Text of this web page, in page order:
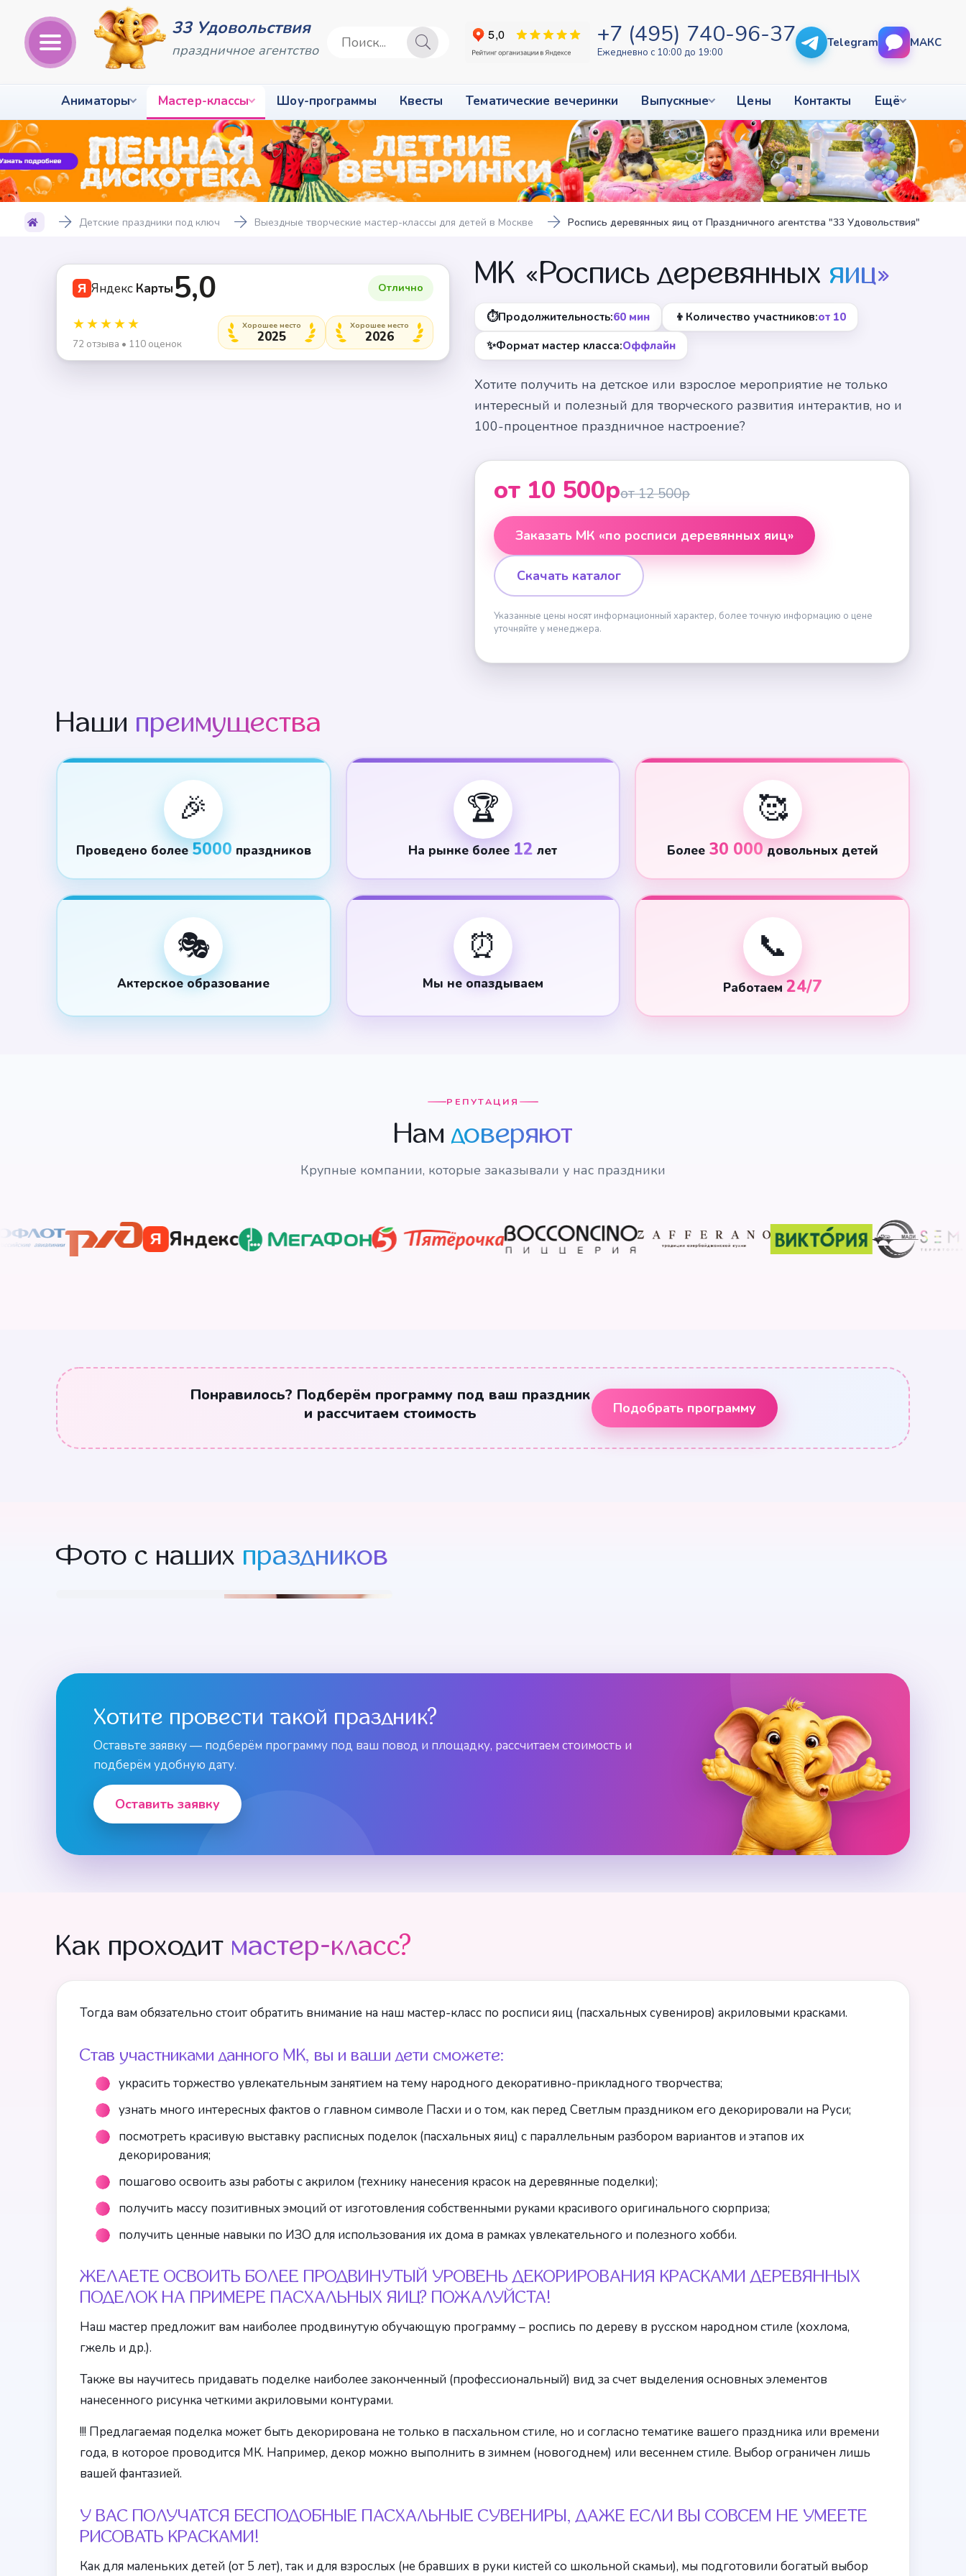
33 Удовольствия
праздничное агентство
+7 (495) 740-96-37
Ежедневно с 10:00 до 19:00
Telegram МАКС
Аниматоры Мастер-классы Шоу-программы Квесты Тематические вечеринки Выпускные Цены Контакты Ещё
Детские праздники под ключ Выездные творческие мастер-классы для детей в Москве Роспись деревянных яиц от Праздничного агентства "33 Удовольствия"
Я Яндекс Карты5,0
★★★★★
72 отзыва • 110 оценок
Хорошее место
2025
Хорошее место
2026
Отлично МК «Роспись деревянных яиц»
⏱Продолжительность:60 мин 👦 Количество участников:от 10
✨Формат мастер класса:Оффлайн
Хотите получить на детское или взрослое мероприятие не только
интересный и полезный для творческого развития интерактив, но и
100-процентное праздничное настроение?
от 10 500рот 12 500р
Заказать МК «по росписи деревянных яиц»
Скачать каталог
Указанные цены носят информационный характер, более точную информацию о цене
уточняйте у менеджера.
Наши преимущества
🎉
Проведено более5000 праздников
🏆
На рынке более 12 лет
🥰
Более 30 000 довольных детей
🎭
Актерское образование
⏰
Мы не опаздываем
📞
Работаем 24/7
РЕПУТАЦИЯ
Нам доверяют
Крупные компании, которые заказывали у нас праздники
Я Яндекс
Понравилось? Подберём программу под ваш праздник
и рассчитаем стоимость
Подобрать программу
Фото с наших праздников
Хотите провести такой праздник?
Оставьте заявку — подберём программу под ваш повод и площадку, рассчитаем стоимость и
подберём удобную дату.
Оставить заявку
Как проходит мастер-класс?
Тогда вам обязательно стоит обратить внимание на наш мастер-класс по росписи яиц (пасхальных сувениров) акриловыми красками.
Став участниками данного МК, вы и ваши дети сможете:
украсить торжество увлекательным занятием на тему народного декоративно-прикладного творчества;
узнать много интересных фактов о главном символе Пасхи и о том, как перед Светлым праздником его декорировали на Руси;
посмотреть красивую выставку расписных поделок (пасхальных яиц) с параллельным разбором вариантов и этапов их
декорирования;
пошагово освоить азы работы с акрилом (технику нанесения красок на деревянные поделки);
получить массу позитивных эмоций от изготовления собственными руками красивого оригинального сюрприза;
получить ценные навыки по ИЗО для использования их дома в рамках увлекательного и полезного хобби.
ЖЕЛАЕТЕ ОСВОИТЬ БОЛЕЕ ПРОДВИНУТЫЙ УРОВЕНЬ ДЕКОРИРОВАНИЯ КРАСКАМИ ДЕРЕВЯННЫХ
ПОДЕЛОК НА ПРИМЕРЕ ПАСХАЛЬНЫХ ЯИЦ? ПОЖАЛУЙСТА!
Наш мастер предложит вам наиболее продвинутую обучающую программу – роспись по дереву в русском народном стиле (хохлома,
гжель и др.).
Также вы научитесь придавать поделке наиболее законченный (профессиональный) вид за счет выделения основных элементов
нанесенного рисунка четкими акриловыми контурами.
!!! Предлагаемая поделка может быть декорирована не только в пасхальном стиле, но и согласно тематике вашего праздника или времени
года, в которое проводится МК. Например, декор можно выполнить в зимнем (новогоднем) или весеннем стиле. Выбор ограничен лишь
вашей фантазией.
У ВАС ПОЛУЧАТСЯ БЕСПОДОБНЫЕ ПАСХАЛЬНЫЕ СУВЕНИРЫ, ДАЖЕ ЕСЛИ ВЫ СОВСЕМ НЕ УМЕЕТЕ
РИСОВАТЬ КРАСКАМИ!
Как для маленьких детей (от 5 лет), так и для взрослых (не бравших в руки кистей со школьной скамьи), мы подготовили богатый выбор